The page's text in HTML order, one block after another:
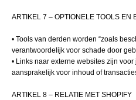
ARTIKEL 7 – OPTIONELE TOOLS EN
• Tools van derden worden “zoals
verantwoordelijk voor schade door
• Links naar externe websites zijn
aansprakelijk voor inhoud of
ARTIKEL 8 – RELATIE MET SHOPIFY